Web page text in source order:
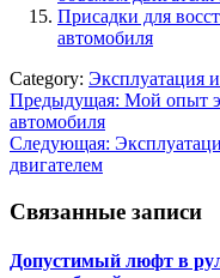
Присадки для
автомобиля
Category: Эксплуатация
Навигация
по
записям
Предыдущая: Мой опыт
автомобиля
Следующая:
двигателем
Связанные записи
Допустимый люфт в